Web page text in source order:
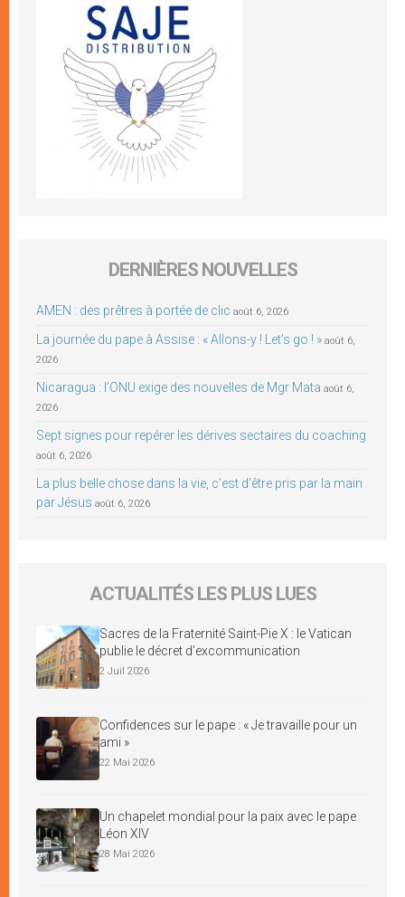
DERNIÈRES NOUVELLES
AMEN : des prêtres à portée de clic août 6, 2026
La journée du pape à Assise : « Allons-y ! Let’s go ! » août 6,
2026
Nicaragua : l’ONU exige des nouvelles de Mgr Mata août 6,
2026
Sept signes pour repérer les dérives sectaires du coaching
août 6, 2026
La plus belle chose dans la vie, c’est d’être pris par la main
par Jésus août 6, 2026
ACTUALITÉS LES PLUS LUES
Sacres de la Fraternité Saint-Pie X : le Vatican
publie le décret d’excommunication
2 Juil 2026
Confidences sur le pape : « Je travaille pour un
ami »
22 Mai 2026
Un chapelet mondial pour la paix avec le pape
Léon XIV
28 Mai 2026